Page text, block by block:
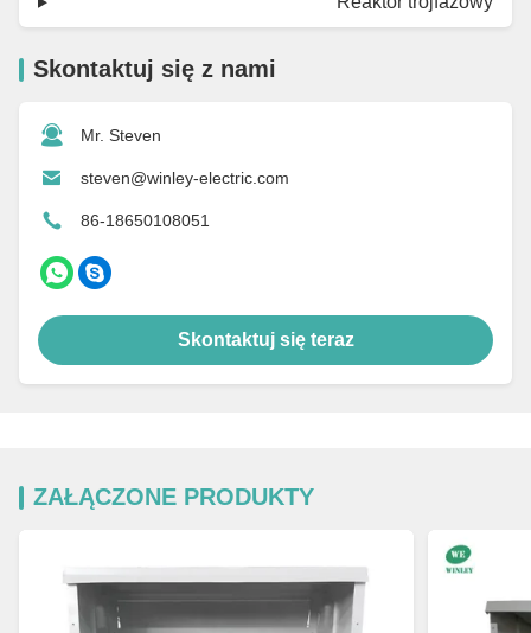
Skontaktuj się z nami
Mr. Steven
steven@winley-electric.com
86-18650108051
Skontaktuj się teraz
ZAŁĄCZONE PRODUKTY